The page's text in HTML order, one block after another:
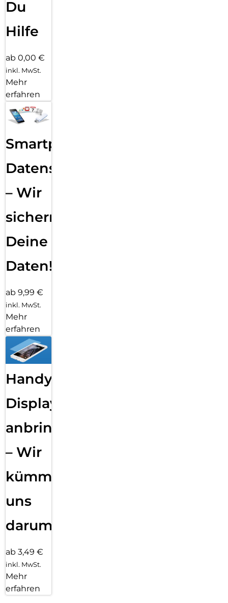
Du
Hilfe
ab 0,00 €
inkl. MwSt.
Mehr
erfahren
Smartphone
Datensicherung
– Wir
sichern
Deine
Daten!
ab 9,99 €
inkl. MwSt.
Mehr
erfahren
Handy
Displayfolie
anbringen
– Wir
kümmern
uns
darum!
ab 3,49 €
inkl. MwSt.
Mehr
erfahren